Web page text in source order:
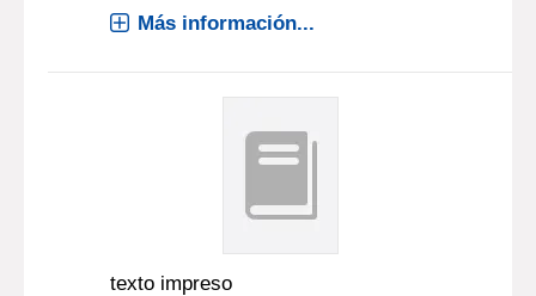
Más información...
texto impreso